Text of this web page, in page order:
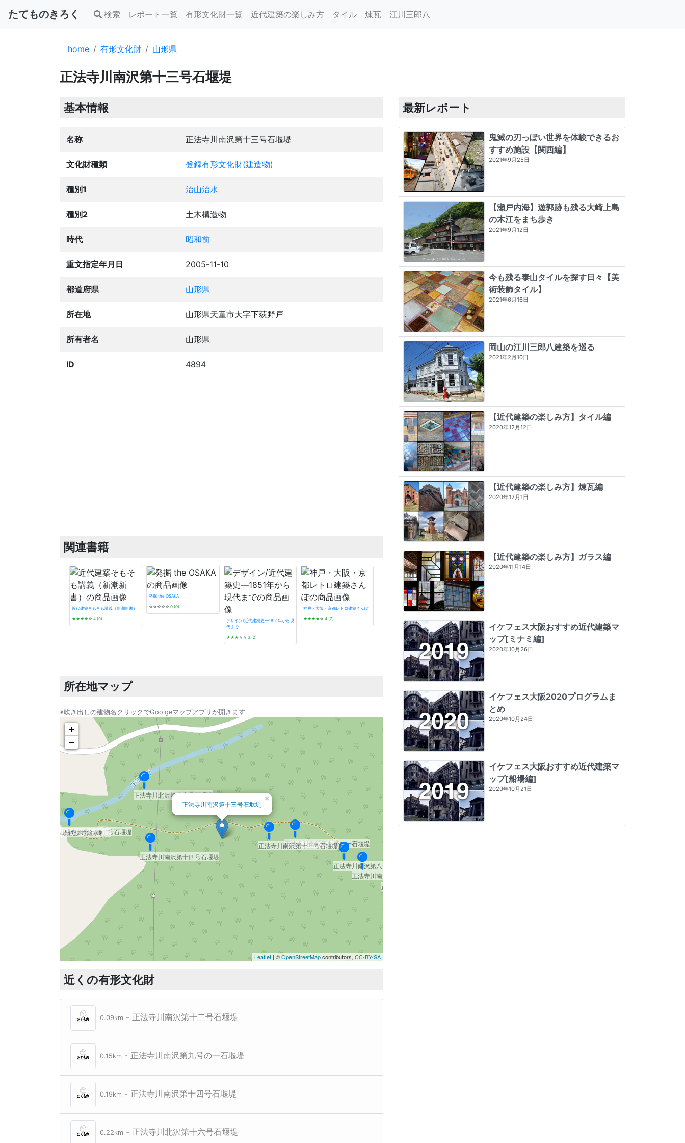
たてものきろく 検索 レポート一覧 有形文化財一覧 近代建築の楽しみ方 タイル 煉瓦 江川三郎八
home 有形文化財 山形県
正法寺川南沢第十三号石堰堤
基本情報
名称 正法寺川南沢第十三号石堰堤
文化財種類 登録有形文化財(建造物)
種別1 治山治水
種別2 土木構造物
時代 昭和前
重文指定年月日 2005-11-10
都道府県 山形県
所在地 山形県天童市大字下荻野戸
所有者名 山形県
ID 4894
関連書籍
近代建築そもそも講義（新潮新書）
★★★★☆ 4 (9)
発掘 the OSAKA
☆☆☆☆☆ 0 (0)
デザイン/近代建築史―1851年から現
代まで
★★★☆☆ 3 (2)
神戸・大阪・京都レトロ建築さんぽ
★★★★☆ 4 (7)
遊廓に泊まる (とんぼの本)
4 (20)
東京店構え マテウシュ・ウルバノヴ
ィチ作品集
★★★★★5 (84)
タイル建築探訪
所在地マップ
※吹き出しの建物名クリックでGoolgeマップアプリが開きます
正法寺川南沢第十二号石堰堤
正法寺川南沢第九号の一石堰堤
正法寺川南沢第十四号石堰堤
正法寺川北沢第十六号石堰堤
正法寺川南沢第八号石堰堤
正法寺川南沢第七号石堰堤
正法寺川南沢第六号石堰堤
正法寺川北沢第一号石堰堤
正法寺川北沢下流鉄線蛇籠水制工
正法寺川南沢第十三号石堰堤
×
+
−
Leaflet | ©OpenStreetMapcontributors, CC-BY-SA
近くの有形文化財
0.09km - 正法寺川南沢第十二号石堰堤
0.15km - 正法寺川南沢第九号の一石堰堤
0.19km - 正法寺川南沢第十四号石堰堤
0.22km - 正法寺川北沢第十六号石堰堤
最新レポート
鬼滅の刃っぽい世界を体験できるお
すすめ施設【関西編】
2021年9月25日
【瀬戸内海】遊郭跡も残る大崎上島
の木江をまち歩き
2021年9月12日
今も残る泰山タイルを探す日々【美
術装飾タイル】
2021年6月16日
岡山の江川三郎八建築を巡る
2021年2月10日
【近代建築の楽しみ方】タイル編
2020年12月12日
【近代建築の楽しみ方】煉瓦編
2020年12月1日
【近代建築の楽しみ方】ガラス編
2020年11月14日
イケフェス大阪おすすめ近代建築マ
ップ[ミナミ編]
2020年10月26日
イケフェス大阪2020プログラムま
とめ
2020年10月24日
イケフェス大阪おすすめ近代建築マ
ップ[船場編]
2020年10月21日